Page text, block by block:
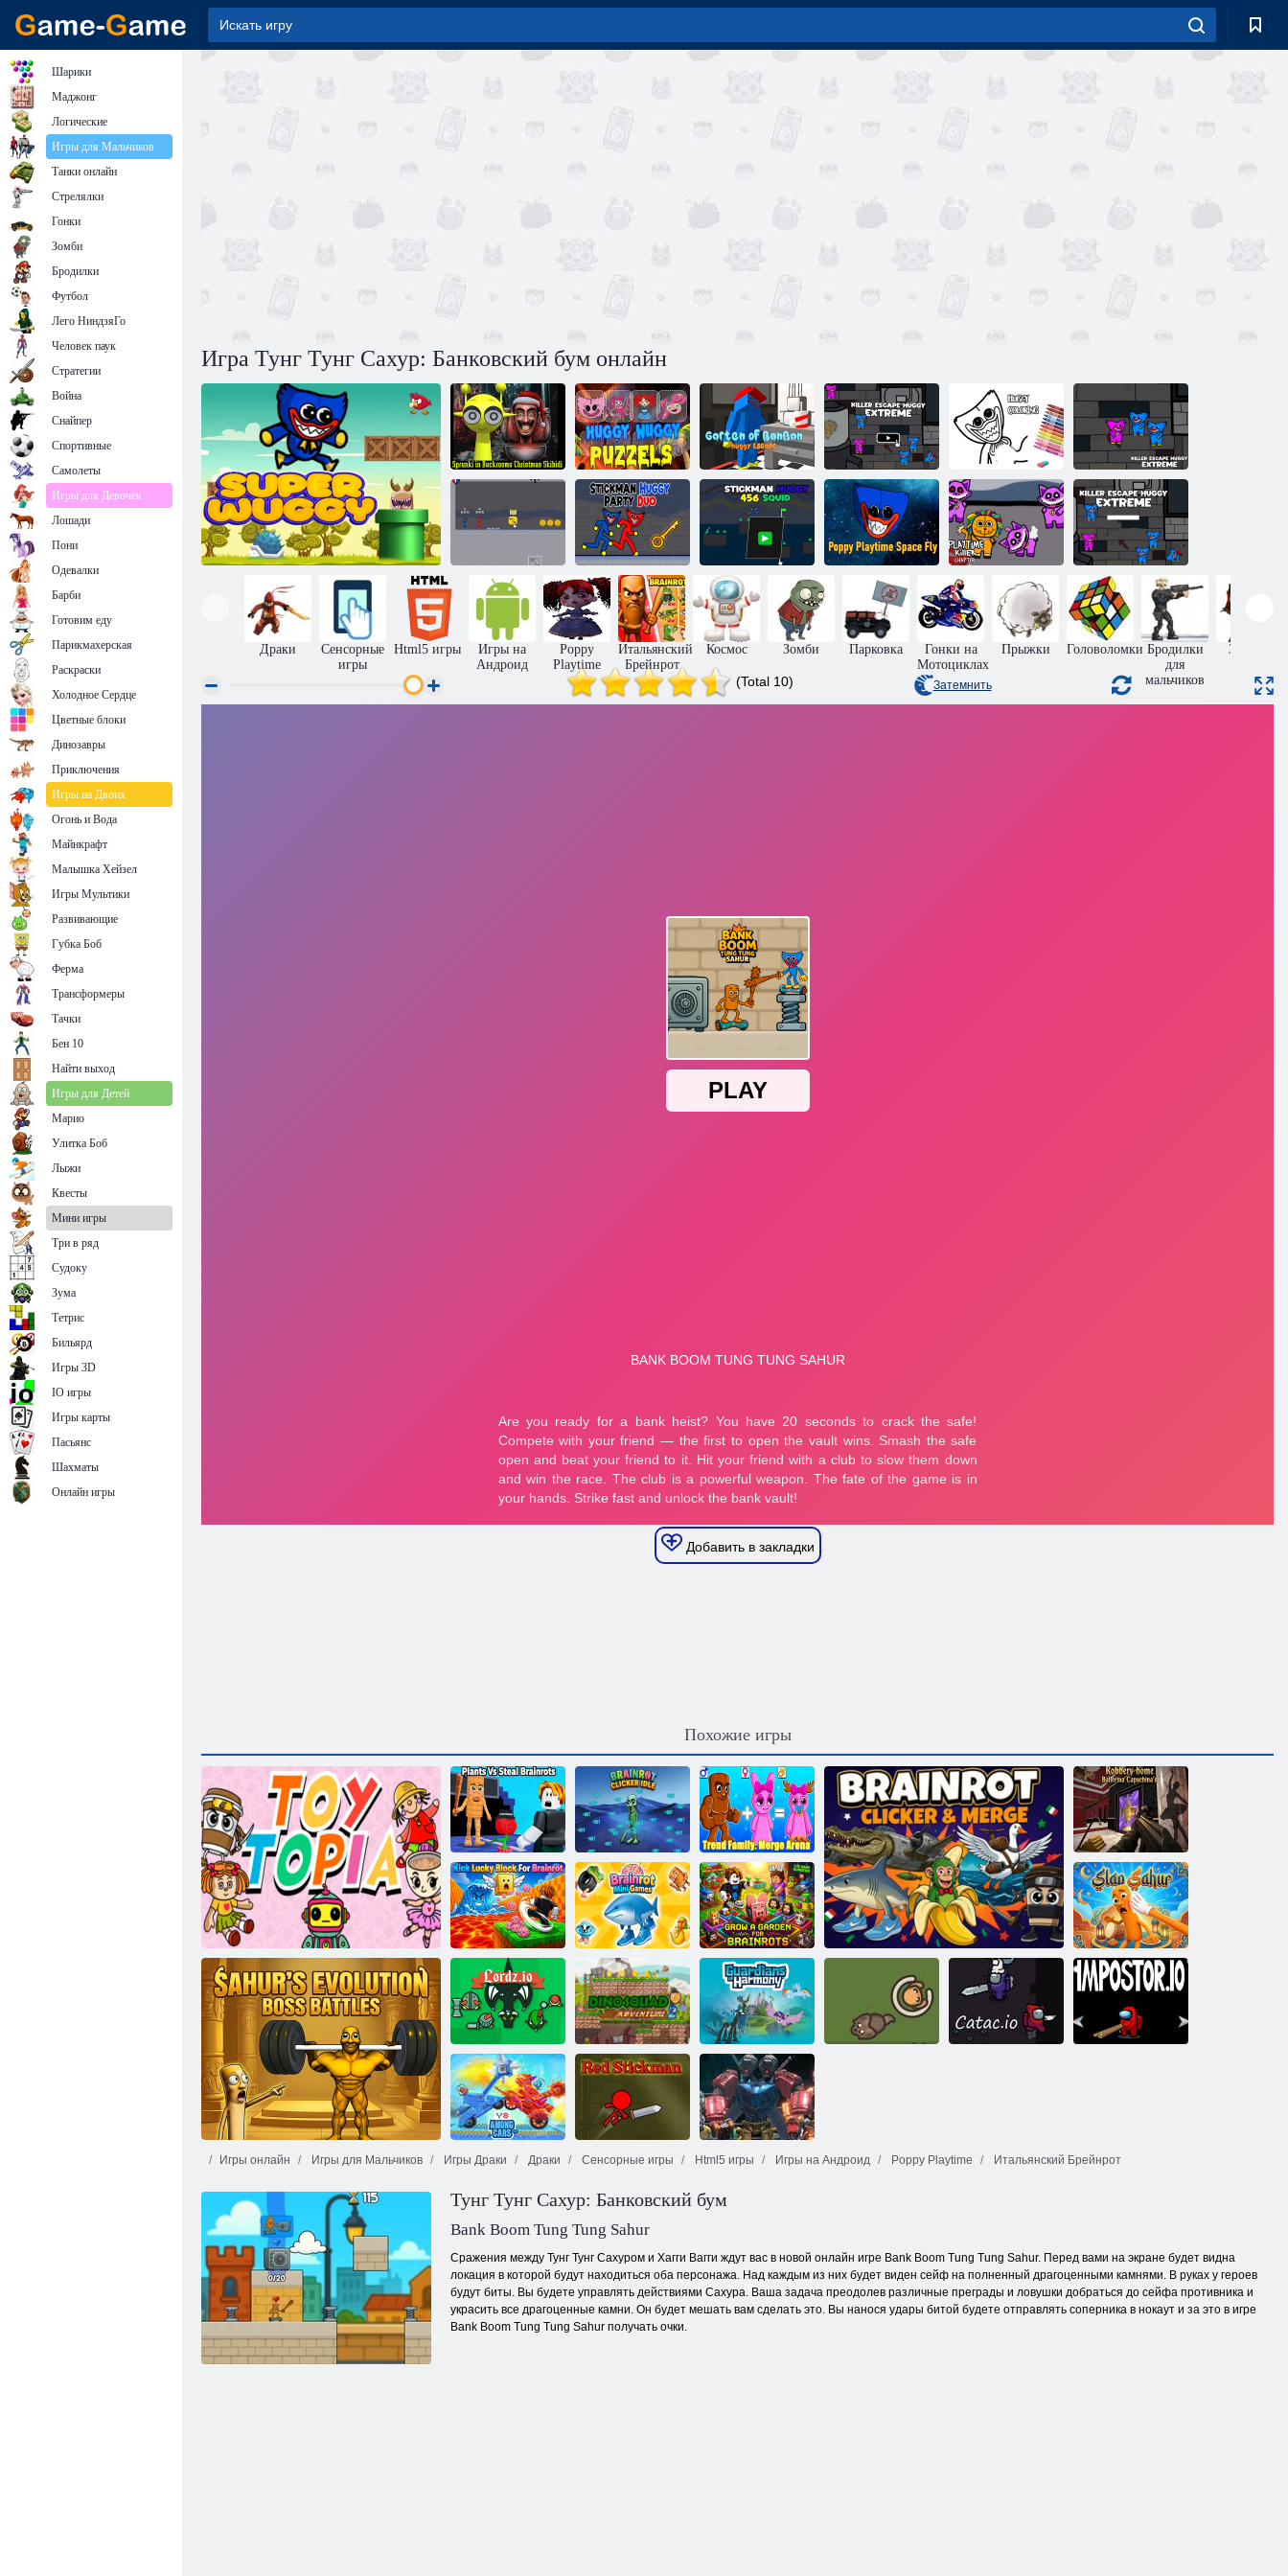
Игра Тунг Тунг Сахур: Банковский бум онлайн
Скибиди
Спрунки в
подсобных
Поппи
Плейтайм:
Хагги Вагги
головоломка
Побег Хагги из
сада Бан Бана
Экстремальный
Хагги:
Убийственный
побег
Раскраска
Хагги
Убийственный
побег:
Экстремальный
Хагги
Хагги:
Вечеринка Дуэт
Хагги и
Стикмен:
вечеринка на
двоих
Стикмен Хагги
456 Кальмар
Поппи
Плейтайм
Космический
полет
Время играть
Убийца Глава 4
Экстрим с
Хагги
Убийственный
побег
Драки
Сенсорные
игры
Html5 игры
Игры на
Андроид
Poppy
Playtime
Итальянский
Брейнрот
Космос Зомби Парковка
Гонки на
Мотоциклах
Прыжки Головоломки Бродилки
для
мальчиков
Защита
(Total 10) Затемнить
Добавить в закладки
Похожие игры
Игротопия
Растения
против мемов
Итальянский
брейнрот:
бесконечный
кликер
Семейство
трендов: Арена
слияния
Ограбление
дома Балерины
Капучины
Удар по блоку
для Брейнрота
Брейнрот
Мини-игры
Эволюция Сахура: Битвы с боссами
Вырастите сад
для Брейнрот
Пощёчина
Сахуру
Лорды
Приключение
команды
динозавров 2
Мой маленький
пони: Опекуны
гармонии
Амонг Ас:
Среди машин
Красный
Стикмен
Конечная дуэль
Игры онлайн Игры для Мальчиков Игры Драки Драки Сенсорные игры Html5 игры Игры на Андроид Poppy Playtime Итальянский Брейнрот
Тунг Тунг Сахур: Банковский бум
Bank Boom Tung Tung Sahur
Сражения между Тунг Тунг Сахуром и Хагги Вагги ждут вас в новой онлайн игре Bank Boom Tung Tung Sahur. Перед вами на экране будет видна
локация в которой будут находиться оба персонажа. Над каждым из них будет виден сейф на полненный драгоценными камнями. В руках у героев
будут биты. Вы будете управлять действиями Сахура. Ваша задача преодолев различные преграды и ловушки добраться до сейфа противника и
украсить все драгоценные камни. Он будет мешать вам сделать это. Вы нанося удары битой будете отправлять соперника в нокаут и за это в игре
Bank Boom Tung Tung Sahur получать очки.
Шарики
Маджонг
Логические
Игры для Мальчиков
Танки онлайн
Стрелялки
Гонки
Зомби
Бродилки
Футбол
Лего НиндзяГо
Человек паук
Стратегии
Война
Снайпер
Спортивные
Самолеты
Игры для Девочек
Лошади
Пони
Одевалки
Барби
Готовим еду
Парикмахерская
Раскраски
Холодное Сердце
Цветные блоки
Динозавры
Приключения
Игры на Двоих
Огонь и Вода
Майнкрафт
Малышка Хейзел
Игры Мультики
Развивающие
Губка Боб
Ферма
Трансформеры
Тачки
Бен 10
Найти выход
Игры для Детей
Марио
Улитка Боб
Лыжи
Квесты
Мини игры
Три в ряд
Судоку
Зума
Тетрис
Бильярд
Игры 3D
IO игры
Игры карты
Пасьянс
Шахматы
Онлайн игры